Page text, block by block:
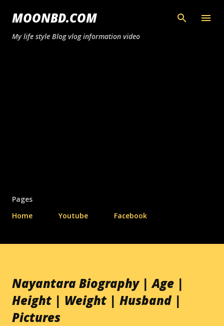
সরাসরি প্রধান সামগ্রীতে চলে যান
MOONBD.COM
My life style Blog vlog information video
Pages
Home
Youtube Facebook
Nayantara Biography | Age |
Height | Weight | Husband |
Pictures